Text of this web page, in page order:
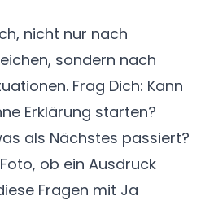
nicht nur nach
sondern nach
Frag Dich: Kann
Erklärung starten?
als Nächstes passiert?
ob ein Ausdruck
Fragen mit Ja